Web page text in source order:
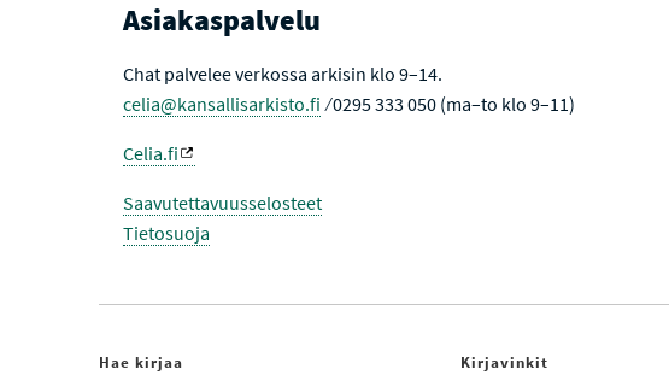
Asiakaspalvelu
Chat palvelee verkossa arkisin klo 9–14.
celia@kansallisarkisto.fi ⁄ 0295 333 050 (ma–to klo 9–11)
Celia.fi
Saavutettavuusselosteet
Tietosuoja
Hae kirjaa
Kirjavinkit